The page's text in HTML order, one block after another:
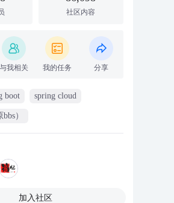
社区内容
与我相关 我的任务 分享
boot spring cloud
）
加入社区